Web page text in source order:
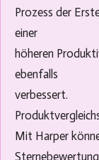
Prozess der
einer
höheren
ebenfalls
verbessert.
Mit Harper